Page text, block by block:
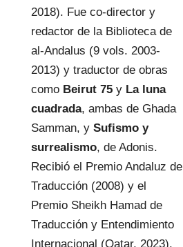
2018). Fue co-director y
redactor de la Biblioteca de
al-Andalus (9 vols. 2003-
2013) y traductor de obras
como Beirut 75y La luna
cuadrada, ambas de Ghada
Samman, y Sufismo y
surrealismo, de Adonis.
Recibió el Premio Andaluz de
Traducción (2008) y el
Premio Sheikh Hamad de
Traducción y Entendimiento
Internacional (Qatar, 2023).